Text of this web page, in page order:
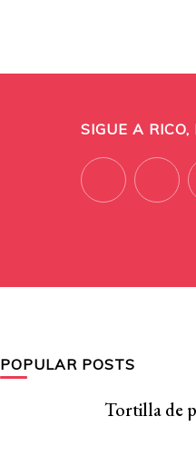
SIGUE A RICO,
POPULAR POSTS
Tortilla de